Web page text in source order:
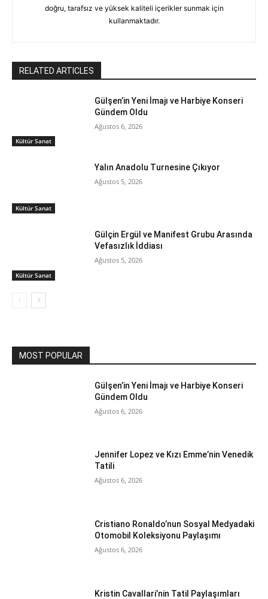
doğru, tarafsız ve yüksek kaliteli içerikler sunmak için
kullanmaktadır.
RELATED ARTICLES
Kültür Sanat
Gülşen’in Yeni İmajı ve Harbiye Konseri
Gündem Oldu
Ağustos 6, 2026
Kültür Sanat
Yalın Anadolu Turnesine Çıkıyor
Ağustos 5, 2026
Kültür Sanat
Gülçin Ergül ve Manifest Grubu Arasında
Vefasızlık İddiası
Ağustos 5, 2026
MOST POPULAR
Gülşen’in Yeni İmajı ve Harbiye Konseri
Gündem Oldu
Ağustos 6, 2026
Jennifer Lopez ve Kızı Emme’nin Venedik
Tatili
Ağustos 6, 2026
Cristiano Ronaldo’nun Sosyal Medyadaki
Otomobil Koleksiyonu Paylaşımı
Ağustos 6, 2026
Kristin Cavallari’nin Tatil Paylaşımları